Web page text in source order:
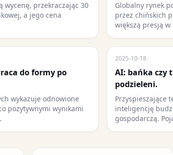
wycenę, przekraczając 30
a jego cena
Globalny rynek
przez chińskich
większą presją
do formy po
wykazuje odnowione
pozytywnymi wynikami
2025-10-18
AI: bańka czy
podzieleni.
Przyspieszające
inteligencję
gospodarczą.